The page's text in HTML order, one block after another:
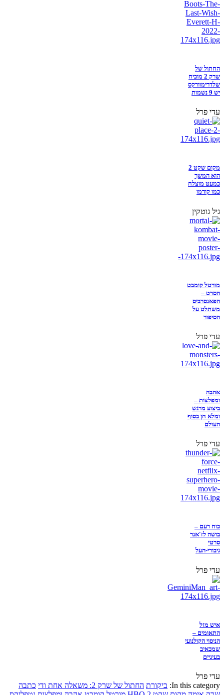
החתול של
שרק 2 מוכיח
שלדרימוורקס
יש 9 נשמות
עדי פרל
מקום שקט 2
הוא המשך
כמעט מוצלח
כמו קודמו
גיל גוטקין
מורטל קומבט
הסרט –
הפאנסרביס
משתלט על
הסיפור
עדי פרל
אהבה
ומפלצות –
ביצוע מרגש
ומלא חן בסוף
העולם
עדי פרל
כוח רעם –
בושה לז'אנר
סרטי
גיבורי-העל
עדי פרל
איש מזל
התאומים –
הניסוי הקולנועי
שמכאיב
בעיניים
עדי פרל
In this category: ביקורת החתול של שרק 2: משאלה אחת ודי
כתבה